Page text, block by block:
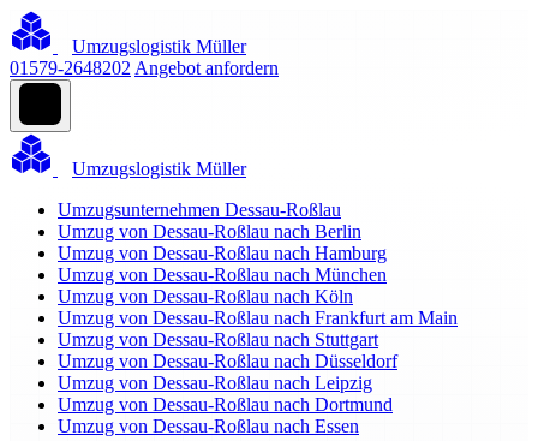
Umzugslogistik Müller
01579-2648202 Angebot anfordern
Umzugslogistik Müller
Umzugsunternehmen Dessau-Roßlau
Umzug von Dessau-Roßlau nach Berlin
Umzug von Dessau-Roßlau nach Hamburg
Umzug von Dessau-Roßlau nach München
Umzug von Dessau-Roßlau nach Köln
Umzug von Dessau-Roßlau nach Frankfurt am Main
Umzug von Dessau-Roßlau nach Stuttgart
Umzug von Dessau-Roßlau nach Düsseldorf
Umzug von Dessau-Roßlau nach Leipzig
Umzug von Dessau-Roßlau nach Dortmund
Umzug von Dessau-Roßlau nach Essen